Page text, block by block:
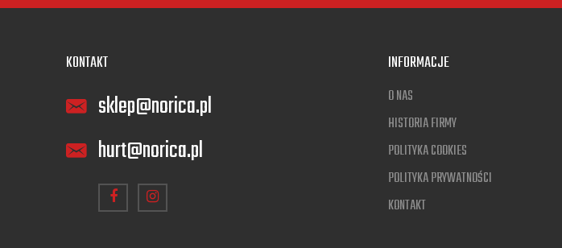
INFORMACJE
O NAS
HISTORIA FIRMY
POLITYKA COOKIES
POLITYKA PRYWATNOŚCI
KONTAKT
KONTAKT
sklep@norica.pl
hurt@norica.pl